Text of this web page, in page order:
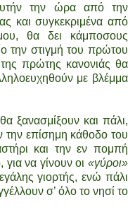
την ώρα από την
και συγκεκριμένα από
θα δει κάμποσους
την στιγμή του πρώτου
πρώτης κανονιάς θα
με βλέμμα
ξανασμίξουν και πάλι,
την επίσημη κάθοδο του
και την εν πομπή
να γίνουν οι «γύροι»
γιορτής, ενώ πάλι
σ’ όλο το νησί το